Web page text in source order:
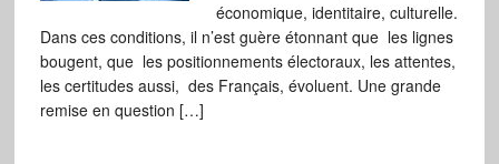
économique, identitaire, culturelle.
Dans ces conditions, il n’est guère étonnant que les lignes
bougent, que les positionnements électoraux, les attentes,
les certitudes aussi, des Français, évoluent. Une grande
remise en question […]